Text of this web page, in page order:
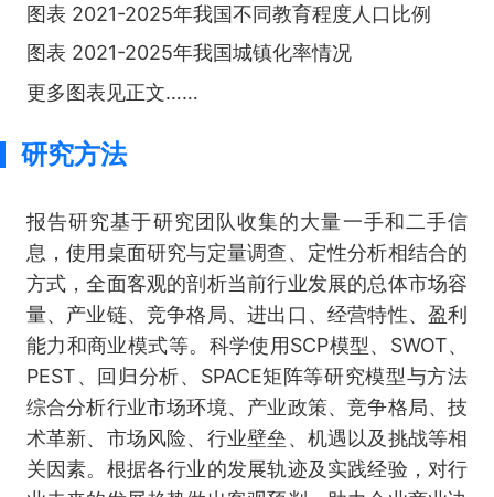
图表 2021-2025年我国不同教育程度人口比例
图表 2021-2025年我国城镇化率情况
更多图表见正文……
研究方法
报告研究基于研究团队收集的大量一手和二手信
息，使用桌面研究与定量调查、定性分析相结合的
方式，全面客观的剖析当前行业发展的总体市场容
量、产业链、竞争格局、进出口、经营特性、盈利
能力和商业模式等。科学使用SCP模型、SWOT、
PEST、回归分析、SPACE矩阵等研究模型与方法
综合分析行业市场环境、产业政策、竞争格局、技
术革新、市场风险、行业壁垒、机遇以及挑战等相
关因素。根据各行业的发展轨迹及实践经验，对行